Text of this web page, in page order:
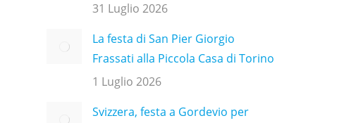
31 Luglio 2026
La festa di San Pier Giorgio
Frassati alla Piccola Casa di Torino
1 Luglio 2026
Svizzera, festa a Gordevio per